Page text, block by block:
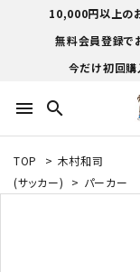
10,000円以上の
無料会員登録で
今だけ初回購
menu search
TOP > 木村和司
(サッカー)
> パーカー